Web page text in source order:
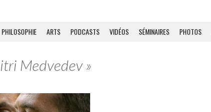
PHILOSOPHIE ARTS PODCASTS VIDÉOS SÉMINAIRES PHOTOS
Medvedev »